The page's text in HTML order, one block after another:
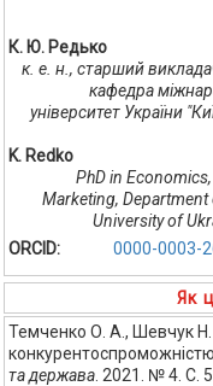
К. Ю. Редько
к. е. н., старший
кафедра
університет України
K. Redko
PhD in
Marketing,
University of
ORCID:
0000-0003-
Як
Темченко О. А., Шевчук Н.
та держава . 2021. № 4. С.